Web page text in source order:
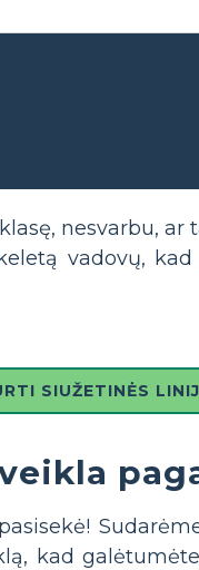
nesvarbu,
vadovų,
SIUŽETINĖS
kad